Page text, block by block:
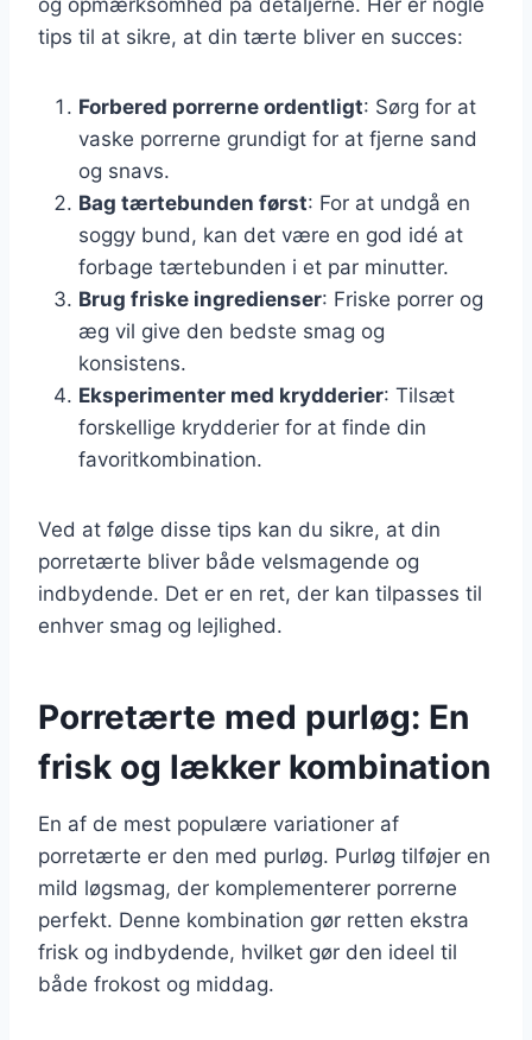
tips til at sikre, at din tærte bliver en succes:
Forbered porrerne ordentligt: Sørg for at
vaske porrerne grundigt for at fjerne sand
og snavs.
Bag tærtebunden først: For at undgå en
soggy bund, kan det være en god idé at
forbage tærtebunden i et par minutter.
Brug friske ingredienser: Friske porrer og
æg vil give den bedste smag og
konsistens.
Eksperimenter med krydderier: Tilsæt
forskellige krydderier for at finde din
favoritkombination.
Ved at følge disse tips kan du sikre, at din
porretærte bliver både velsmagende og
indbydende. Det er en ret, der kan tilpasses til
enhver smag og lejlighed.
Porretærte med purløg: En
frisk og lækker kombination
En af de mest populære variationer af
porretærte er den med purløg. Purløg tilføjer en
mild løgsmag, der komplementerer porrerne
perfekt. Denne kombination gør retten ekstra
frisk og indbydende, hvilket gør den ideel til
både frokost og middag.